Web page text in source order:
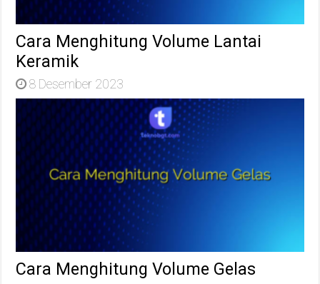
Cara Menghitung Volume Lantai
Keramik
8 Desember 2023
Cara Menghitung Volume Gelas